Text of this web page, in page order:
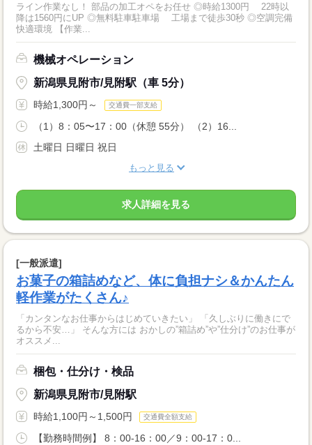
ライン作業なし！ 部品の加工オペをお任せ ◎時給1300円 22時以
降は1560円にUP ◎無料駐車駐車場 工場まで徒歩30秒 ◎空調完備
快適環境 【作業...
機械オペレーション
新潟県見附市/見附駅（車 5分）
時給1,300円～ 交通費一部支給
（1）8：05〜17：00（休憩 55分） （2）16...
土曜日 日曜日 祝日
もっと見る
求人詳細を見る
[一般派遣]
お菓子の箱詰めなど、体に負担ナシ＆かんたん
軽作業がたくさん♪
「カンタンなお仕事からはじめていきたい」 「久しぶりに働きにで
るから不安…」 そんな方には おかしの”箱詰め”や”仕分け”のお仕事が
オススメ...
梱包・仕分け・検品
新潟県見附市/見附駅
時給1,100円～1,500円 交通費全額支給
【勤務時間例】 8：00-16：00／9：00-17：0...